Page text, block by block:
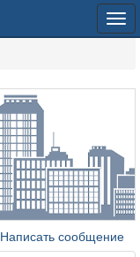
Написать сообщение